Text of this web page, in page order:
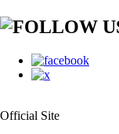
Official Site